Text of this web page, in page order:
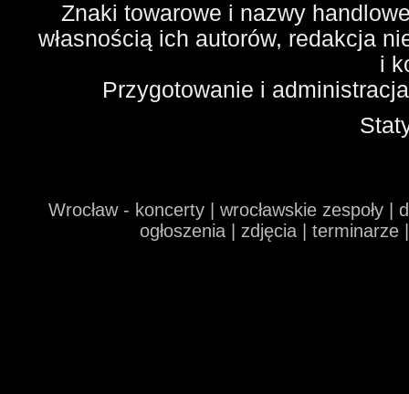
Znaki towarowe i nazwy
własnością ich autorów, redakcja
i
Przygotowanie i
Wrocław - koncerty | wrocławskie zespoły
ogłoszenia | zdjęcia |